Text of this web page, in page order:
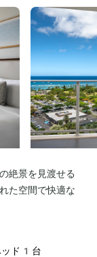
絶景を見渡せる
た空間で快適な
ッド1台